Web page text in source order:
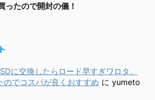
ったので開封の儀！
に交換したらロード早すぎワロタ。
のでコスパが良くおすすめ に yumeto